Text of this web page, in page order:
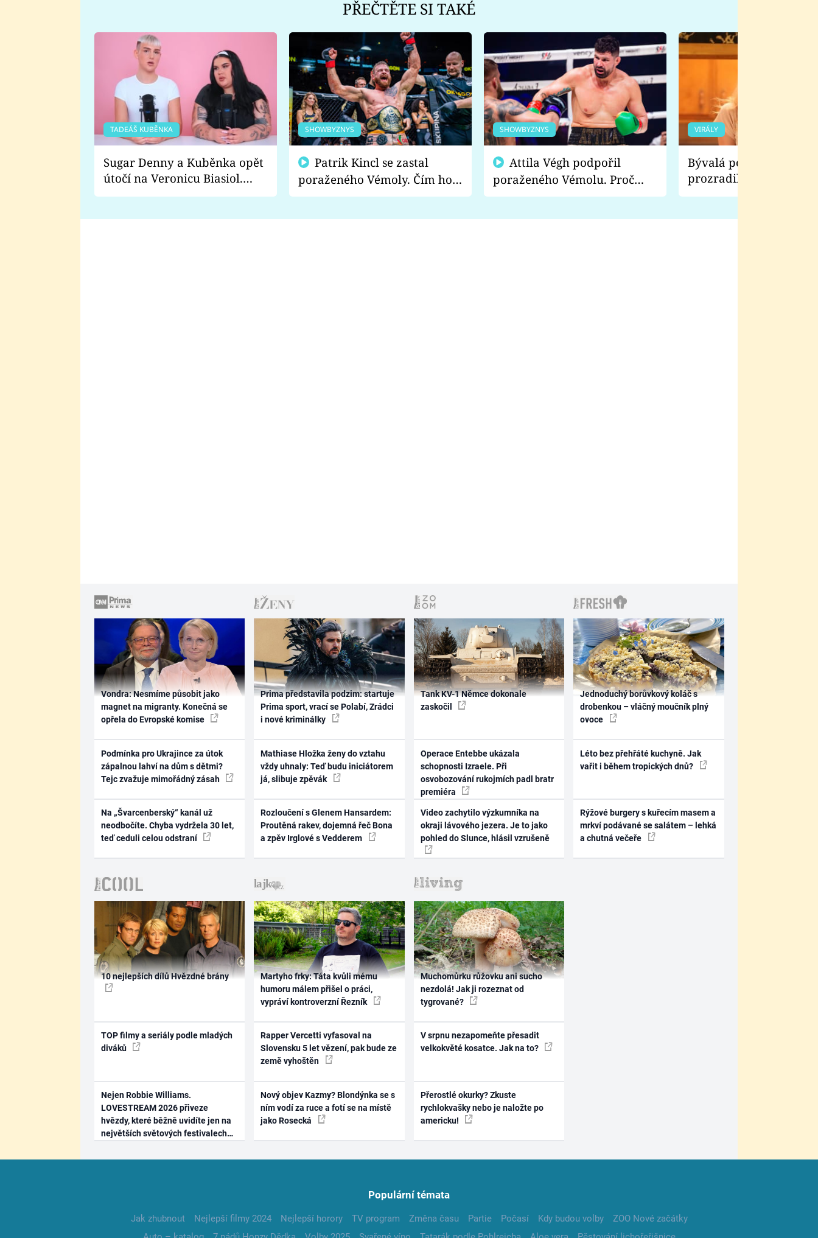
PŘEČTĚTE SI TAKÉ
TADEÁŠ KUBĚNKA
Sugar Denny a Kuběnka opět
útočí na Veronicu Biasiol.
Proč je podle nich falešná a
SHOWBYZNYS
poraženého Vémoly. Čím ho
fanoušci naštvali?
SHOWBYZNYS
poraženého Vémolu. Proč
chce raději zápasit s ním než
VIRÁLY
Bývalá pornoherečka
prozradila, co ji
natáčení Euforie.
Vondra: Nesmíme působit jako
magnet na migranty. Konečná se
opřela do Evropské komise
Podmínka pro Ukrajince za útok
zápalnou lahví na dům s dětmi?
Tejc zvažuje mimořádný zásah
Na „Švarcenberský“ kanál už
neodbočíte. Chyba vydržela 30 let,
teď ceduli celou odstraní
Prima představila podzim: startuje
Prima sport, vrací se Polabí, Zrádci
i nové kriminálky
Mathiase Hložka ženy do vztahu
vždy uhnaly: Teď budu iniciátorem
já, slibuje zpěvák
Rozloučení s Glenem Hansardem:
Proutěná rakev, dojemná řeč Bona
a zpěv Irglové s Vedderem
Tank KV-1 Němce dokonale
zaskočil
Operace Entebbe ukázala
schopnosti Izraele. Při
osvobozování rukojmích padl bratr
premiéra
Video zachytilo výzkumníka na
okraji lávového jezera. Je to jako
pohled do Slunce, hlásil vzrušeně
Jednoduchý borůvkový koláč s
drobenkou – vláčný moučník plný
ovoce
Léto bez přehřáté kuchyně. Jak
vařit i během tropických dnů?
Rýžové burgery s kuřecím masem a
mrkví podávané se salátem – lehká
a chutná večeře
10 nejlepších dílů Hvězdné brány
TOP filmy a seriály podle mladých
diváků
Nejen Robbie Williams.
LOVESTREAM 2026 přiveze
hvězdy, které běžně uvidíte jen na
největších světových festivalech
Martyho frky: Táta kvůli mému
humoru málem přišel o práci,
vypráví kontroverzní Řezník
Rapper Vercetti vyfasoval na
Slovensku 5 let vězení, pak bude ze
země vyhoštěn
Nový objev Kazmy? Blondýnka se s
ním vodí za ruce a fotí se na místě
jako Rosecká
Muchomůrku růžovku ani sucho
nezdolá! Jak ji rozeznat od
tygrované?
V srpnu nezapomeňte přesadit
velkokvěté kosatce. Jak na to?
Přerostlé okurky? Zkuste
rychlokvašky nebo je naložte po
americku!
Populární témata
Jak zhubnout Nejlepší filmy 2024 Nejlepší horory TV program Změna času Partie Počasí Kdy budou volby
ZOO Nové začátky